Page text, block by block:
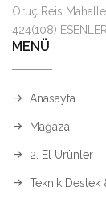
Oruç Reis
424(108)
MENÜ
Anasayfa
Mağaza
2. El Ürünler
Teknik Destek